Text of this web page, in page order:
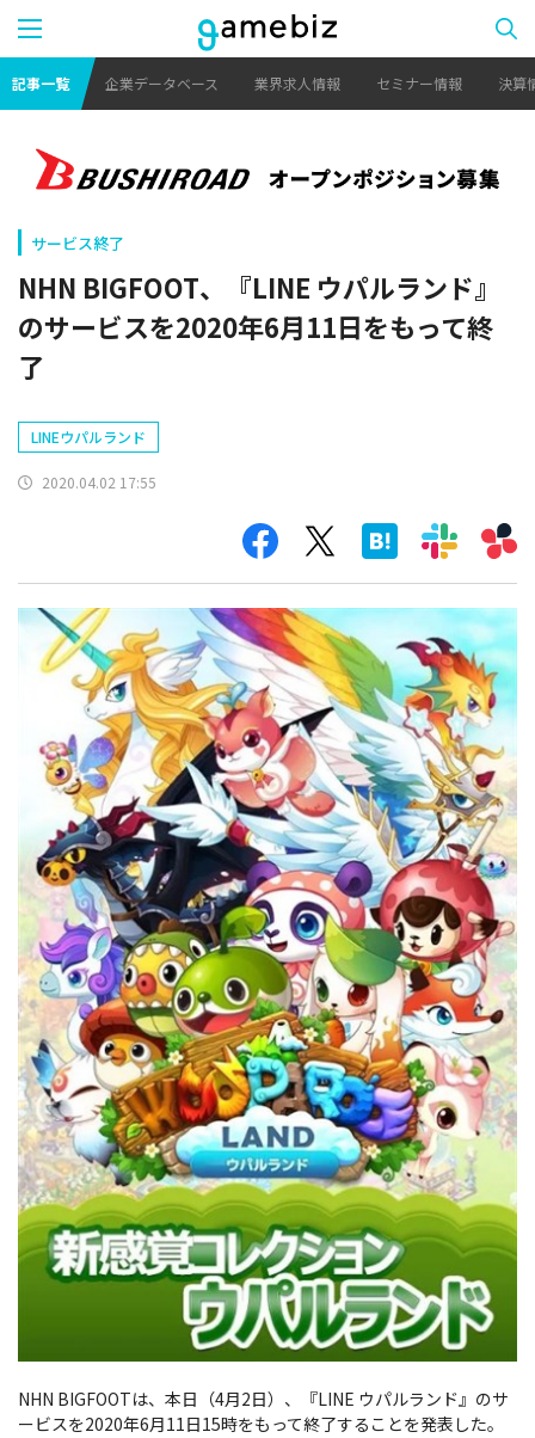
記事一覧 企業データベース 業界求人情報 セミナー情報 決算
サービス終了
NHN BIGFOOT、『LINE ウパルランド』
のサービスを2020年6月11日をもって終
了
LINEウパルランド
2020.04.02 17:55
NHN BIGFOOTは、本日（4月2日）、『LINE ウパルランド』のサ
ービスを2020年6月11日15時をもって終了することを発表した。